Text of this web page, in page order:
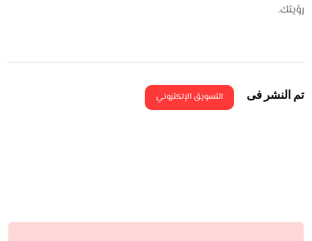
رؤيتك.
تم النشر فى التسويق الإلكتروني